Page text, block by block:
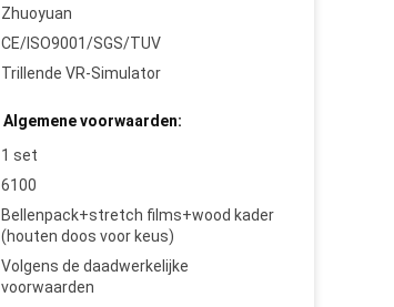
Zhuoyuan
CE/ISO9001/SGS/TUV
Trillende VR-Simulator
voorwaarden:
1 set
6100
Bellenpack+stretch films+wood kader
(houten doos voor keus)
Volgens de daadwerkelijke
voorwaarden